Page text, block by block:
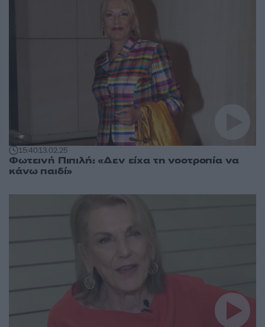
15:4013.02.25
Φωτεινή Πιπιλή: «Δεν είχα τη νοοτροπία να
κάνω παιδί»